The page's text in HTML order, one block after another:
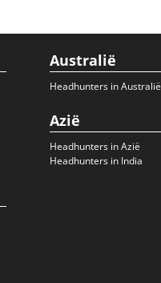
Australië
Headhunters in Australië
Azië
Headhunters in Azië
Headhunters in India